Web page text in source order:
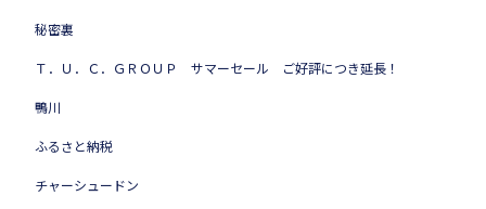
秘密裏
Ｔ．Ｕ．Ｃ．ＧＲＯＵＰ サマーセール ご好評につき延長！
鴨川
ふるさと納税
チャーシュードン